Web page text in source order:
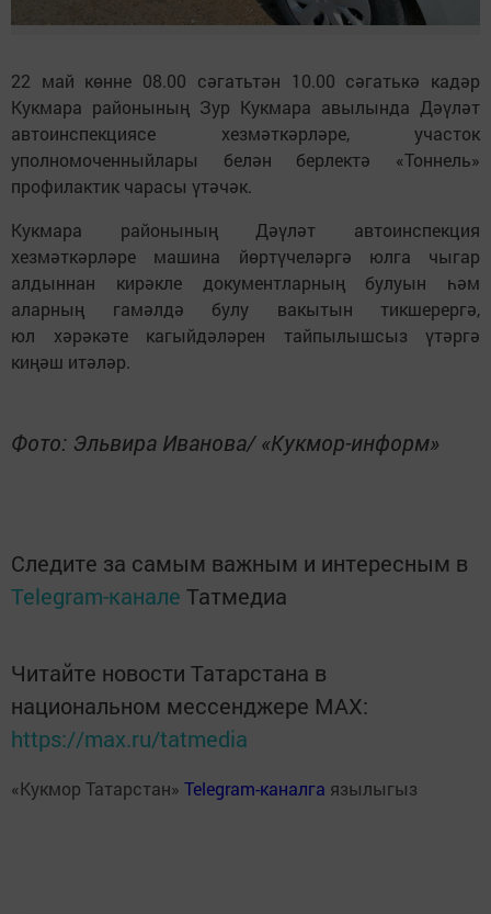
22 май көнне 08.00 сәгатьтән 10.00 сәгатькә кадәр
Кукмара районының Зур Кукмара авылында Дәүләт
автоинспекциясе хезмәткәрләре, участок
уполномоченныйлары белән берлектә «Тоннель»
профилактик чарасы үтәчәк.
Кукмара районының Дәүләт автоинспекция
хезмәткәрләре машина йөртүчеләргә юлга чыгар
алдыннан кирәкле документларның булуын һәм
аларның гамәлдә булу вакытын тикшерергә,
юл хәрәкәте кагыйдәләрен тайпылышсыз үтәргә
киңәш итәләр.
Фото: Эльвира Иванова/ «Кукмор-информ»
Следите за самым важным и интересным в
Telegram-канале Татмедиа
Читайте новости Татарстана в
национальном мессенджере MАХ:
https://max.ru/tatmedia
«Кукмор Татарстан» Telegram-каналга язылыгыз